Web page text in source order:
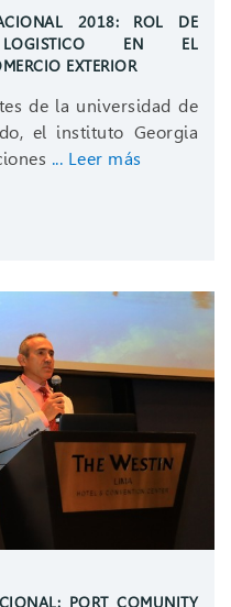
2018: ROL DE
LOGISTICO EN EL
EXTERIOR
de la universidad de
el instituto Georgia
... Leer más
PORT COMUNITY